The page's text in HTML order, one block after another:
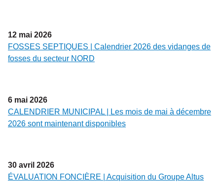
12 mai 2026
FOSSES SEPTIQUES | Calendrier 2026 des vidanges de
fosses du secteur NORD
6 mai 2026
CALENDRIER MUNICIPAL | Les mois de mai à décembre
2026 sont maintenant disponibles
30 avril 2026
ÉVALUATION FONCIÈRE | Acquisition du Groupe Altus